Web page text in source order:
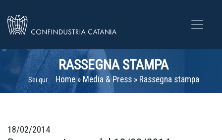
RASSEGNA STAMPA
Sei qui: Home» Media & Press» Rassegna stampa
18/02/2014